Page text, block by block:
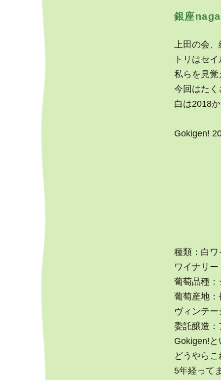
銀座
上田の会、
トリはセ
私らを見
今回はた
白は2018
Gokigen!
種類：白ワ
ワイナリ
葡萄品種
葡萄産地
ヴィンテ
委託醸造
Gokigen!
どうやら
5年経って